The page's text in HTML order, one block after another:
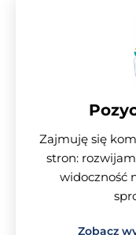
Zajmuję się
stron:
widoczność
Zobacz